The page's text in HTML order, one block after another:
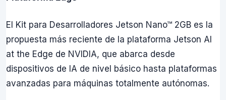
El Kit para Desarrolladores Jetson Nano™ 2GB es la
propuesta más reciente de la plataforma Jetson AI
at the Edge de NVIDIA, que abarca desde
dispositivos de IA de nivel básico hasta plataformas
avanzadas para máquinas totalmente autónomas.